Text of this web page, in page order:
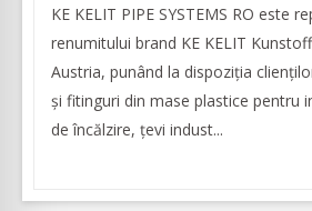
KE KELIT PIPE SYSTEMS RO este
renumitului brand KE KELIT
Austria, punând la dispoziția
și fitinguri din mase plastice pentru
de încălzire, țevi indust...